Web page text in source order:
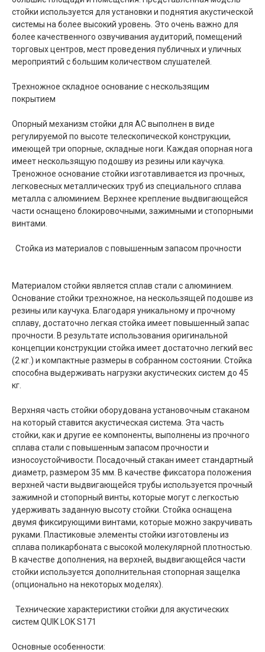
стойки используется для установки и поднятия акустической
системы на более высокий уровень. Это очень важно для
более качественного озвучивания аудиторий, помещений
торговых центров, мест проведения публичных и уличных
мероприятий с большим количеством слушателей.
Трехножное складное основание с нескользящим
покрытием
Опорный механизм стойки для АС выполнен в виде
регулируемой по высоте телескопической конструкции,
имеющей три опорные, складные ноги. Каждая опорная нога
имеет нескользящую подошву из резины или каучука.
Треножное основание стойки изготавливается из прочных,
легковесных металлических труб из специального сплава
металла с алюминием. Верхнее крепление выдвигающейся
части оснащено блокировочными, зажимными и стопорными
винтами.
Стойка из материалов с повышенным запасом прочности
Материалом стойки является сплав стали с алюминием.
Основание стойки трехножное, на нескользящей подошве из
резины или каучука. Благодаря уникальному и прочному
сплаву, достаточно легкая стойка имеет повышенный запас
прочности. В результате использования оригинальной
концепции конструкции стойка имеет достаточно легкий вес
(2 кг.) и компактные размеры в собранном состоянии. Стойка
способна выдерживать нагрузки акустических систем до 45
кг.
Верхняя часть стойки оборудована установочным стаканом
на который ставится акустическая система. Эта часть
стойки, как и другие ее компоненты, выполнены из прочного
сплава стали с повышенным запасом прочности и
износоустойчивости. Посадочный стакан имеет стандартный
диаметр, размером 35 мм. В качестве фиксатора положения
верхней части выдвигающейся трубы используется прочный
зажимной и стопорный винты, которые могут с легкостью
удерживать заданную высоту стойки. Стойка оснащена
двумя фиксирующими винтами, которые можно закручивать
руками. Пластиковые элементы стойки изготовлены из
сплава поликарбоната с высокой молекулярной плотностью.
В качестве дополнения, на верхней, выдвигающейся части
стойки используется дополнительная стопорная защелка
(опционально на некоторых моделях).
Технические характеристики стойки для акустических
систем QUIK LOK S171
Основные особенности: